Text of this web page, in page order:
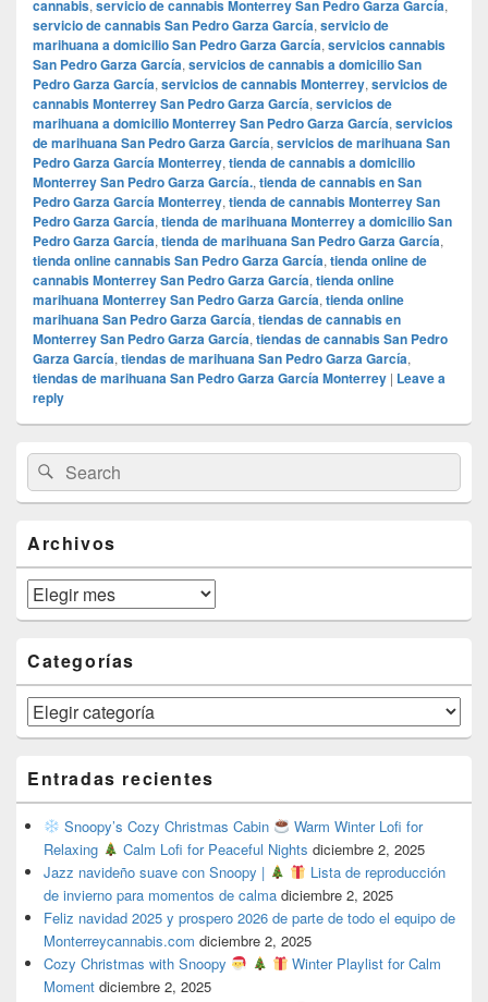
cannabis, servicio de cannabis Monterrey San Pedro Garza García,
servicio de cannabis San Pedro Garza García, servicio de
marihuana a domicilio San Pedro Garza García, servicios cannabis
San Pedro Garza García, servicios de cannabis a domicilio San
Pedro Garza García, servicios de cannabis Monterrey, servicios de
cannabis Monterrey San Pedro Garza García, servicios de
marihuana a domicilio Monterrey San Pedro Garza García, servicios
de marihuana San Pedro Garza García, servicios de marihuana San
Pedro Garza García Monterrey, tienda de cannabis a domicilio
Monterrey San Pedro Garza García., tienda de cannabis en San
Pedro Garza García Monterrey, tienda de cannabis Monterrey San
Pedro Garza García, tienda de marihuana Monterrey a domicilio San
Pedro Garza García, tienda de marihuana San Pedro Garza García,
tienda online cannabis San Pedro Garza García, tienda online de
cannabis Monterrey San Pedro Garza García, tienda online
marihuana Monterrey San Pedro Garza García, tienda online
marihuana San Pedro Garza García, tiendas de cannabis en
Monterrey San Pedro Garza García, tiendas de cannabis San Pedro
Garza García, tiendas de marihuana San Pedro Garza García,
tiendas de marihuana San Pedro Garza García Monterrey | Leave a
reply
Primary
Sidebar
Widget
Area
Search
for:
Search
Archivos
Archivos
Categorías
Categorías
Entradas recientes
Snoopy’s Cozy Christmas Cabin
Warm Winter Lofi for
Relaxing
Calm Lofi for Peaceful Nights diciembre 2, 2025
Jazz navideño suave con Snoopy |
Lista de reproducción
de invierno para momentos de calma diciembre 2, 2025
Feliz navidad 2025 y prospero 2026 de parte de todo el equipo de
Monterreycannabis.com diciembre 2, 2025
Cozy Christmas with Snoopy
Winter Playlist for Calm
Moment diciembre 2, 2025